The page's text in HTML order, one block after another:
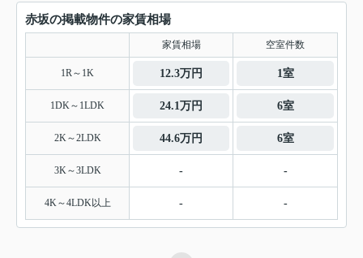
赤坂の掲載物件の家賃相場
家賃相場 空室件数
1R～1K 12.3万円 1室
1DK～1LDK 24.1万円 6室
2K～2LDK 44.6万円 6室
3K～3LDK - -
4K～4LDK以上 - -